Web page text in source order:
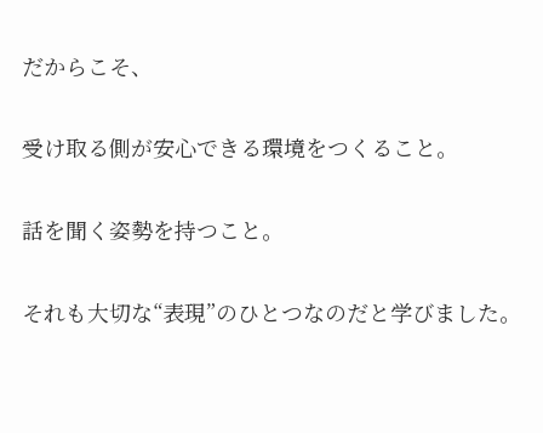
だからこそ、
受け取る側が安心できる環境をつくること。
話を聞く姿勢を持つこと。
それも大切な“表現”のひとつなのだと学びました。